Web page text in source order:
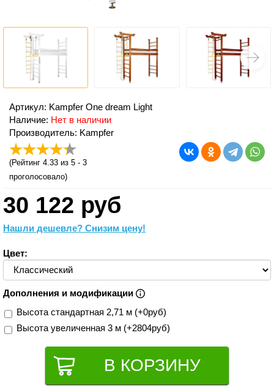
Артикул: Kampfer One dream Light
Наличие: Нет в наличии
Производитель: Kampfer
(Рейтинг 4.33 из 5 - 3
проголосовало)
30 122 руб
Нашли дешевле? Снизим цену!
Цвет:
Дополнения и модификации
Высота стандартная 2,71 м (+0руб)
Высота увеличенная 3 м (+2804руб)